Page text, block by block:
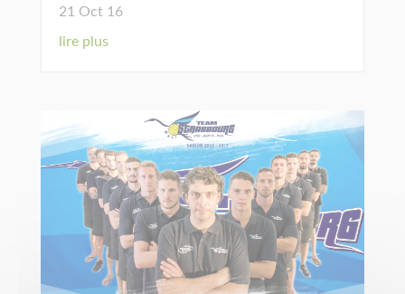
21 Oct 16
lire plus